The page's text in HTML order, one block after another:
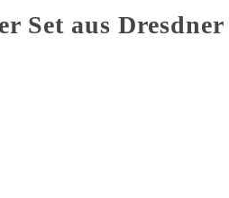
Set aus